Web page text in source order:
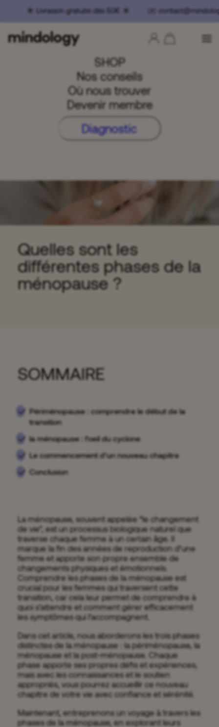
Livraison gratuite dès 50€ ☀️ ✉️
SHOP
Nos conseils
Où nous trouver
Devenir membre
Diagnostic
Quelles sont les
différentes phases de la
ménopause ?
SOMMAIRE
Périménopause : comprendre le début de la
transition
la ménopause : l’oeil du cyclone
Le commencement d’un nouveau chapitre
Conclusion
La ménopause, souvent appelée “le changement
de vie”, est un processus biologique naturel que
traverse chaque femme à un certain âge. Il
marque la fin des années de reproduction d’une
femme et apporte son propre ensemble de
changements physiques et émotionnels.
Comprendre les phases de la ménopause est
crucial pour les femmes qui traversent cette
transition, car cela leur permet de comprendre à
quoi s’attendre et comment gérer efficacement
les symptômes qui l’accompagnent.
Dans cet article, nous aborderons les trois phases
distinctes de la ménopause : la périménopause, la
ménopause et la post-ménopause. Chaque
phase apporte ses propres défis et expériences,
mais avec les connaissances et le soutien
appropriés, vous pourrez accueillir ce nouveau
chapitre de votre vie avec confiance et sérénité.
Maintenant, entreprenons un voyage à travers les
phases de la ménopause, en explorant leurs